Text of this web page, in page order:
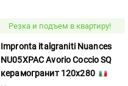
Резка и подъем в квартиру!
Impronta italgraniti Nuances
NU05XPAC Avorio Coccio SQ
керамогранит 120x280